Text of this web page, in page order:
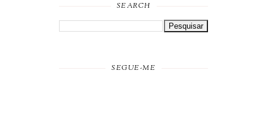
SEARCH
SEGUE-ME